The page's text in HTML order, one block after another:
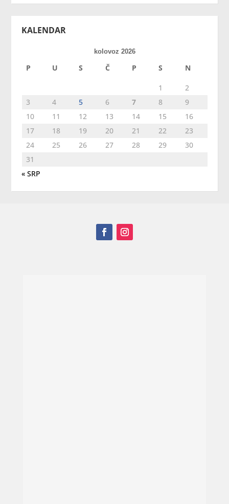
KALENDAR
kolovoz 2026
P U S Č P S N
1
2
3
4 5 6 7 8
9
10
11 12 13 14 15
16
17
18 19 20 21 22
23
24
25 26 27 28 29
30
31
« SRP